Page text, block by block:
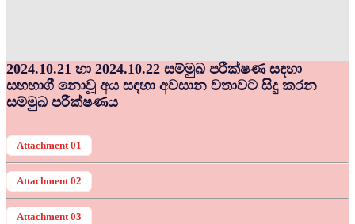
2024.10.21 හා 2024.10.22 සම්මුඛ පරීක්ෂණ සඳහා
සහභාගී නොවූ අය සඳහා අවසාන වතාවට සිදු කරන
සම්මුඛ පරීක්ෂණය
Attachment 01
Attachment 02
Attachment 03